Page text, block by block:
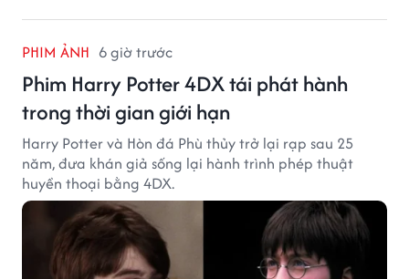
PHIM ẢNH 6 giờ trước
Phim Harry Potter 4DX tái phát hành
trong thời gian giới hạn
Harry Potter và Hòn đá Phù thủy trở lại rạp sau 25
năm, đưa khán giả sống lại hành trình phép thuật
huyền thoại bằng 4DX.